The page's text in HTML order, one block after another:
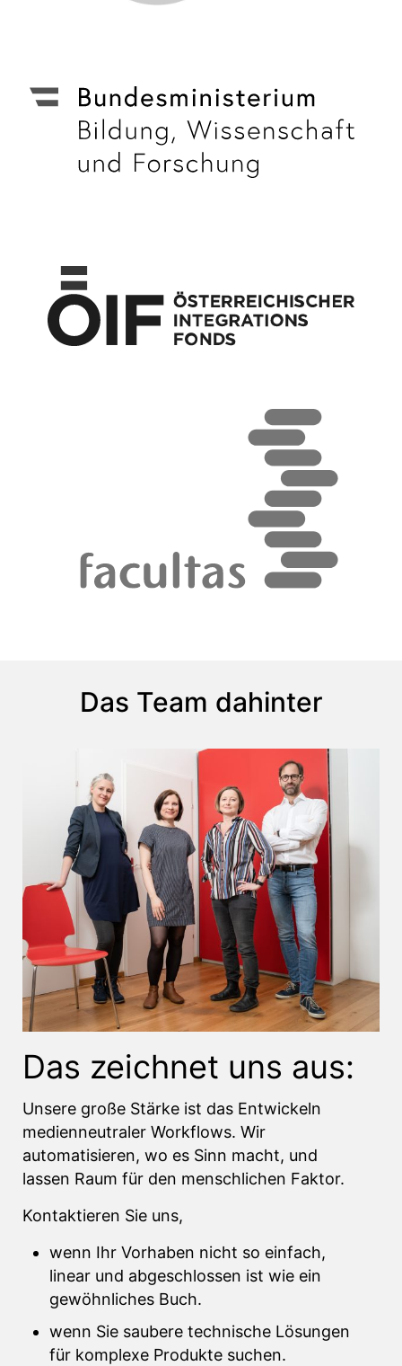
Das Team dahinter
Das zeichnet uns aus:
Unsere große Stärke ist das Entwickeln
medienneutraler Workflows. Wir
automatisieren, wo es Sinn macht, und
lassen Raum für den menschlichen Faktor.
Kontaktieren Sie uns,
wenn Ihr Vorhaben nicht so einfach,
linear und abgeschlossen ist wie ein
gewöhnliches Buch.
wenn Sie saubere technische Lösungen
für komplexe Produkte suchen.